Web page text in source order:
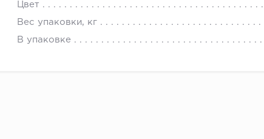
Цвет
Вес упаковки, кг
В упаковке